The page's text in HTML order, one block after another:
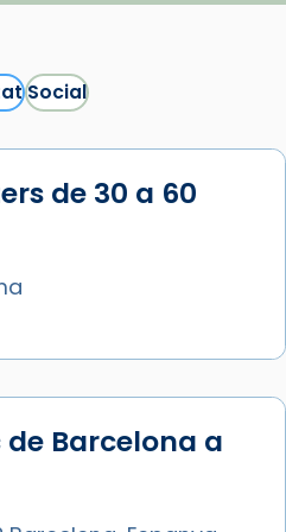
Social
de 30 a 60
de Barcelona a